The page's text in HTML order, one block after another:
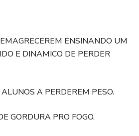
ENSINANDO UM
E DINAMICO DE PERDER
A PERDEREM PESO.
GORDURA PRO FOGO.